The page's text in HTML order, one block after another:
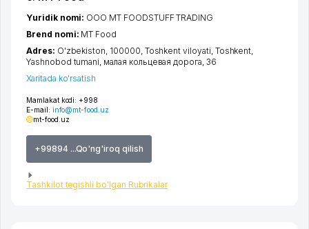
Mamlakat kodi: +998
E-mail: info@mt-food.uz
mt-food.uz
+99894 ...Qo'ng'iroq qilish
Tashkilot tegishli bo'lgan Rubrikalar
Yuridik nomi: ООО MT FOODSTUFF TRADING
Brend nomi: MT Food
Adres: O'zbekiston, 100000, Toshkent viloyati, Toshkent,
Yashnobod tumani, малая кольцевая дорога, 36
Xaritada ko'rsatish